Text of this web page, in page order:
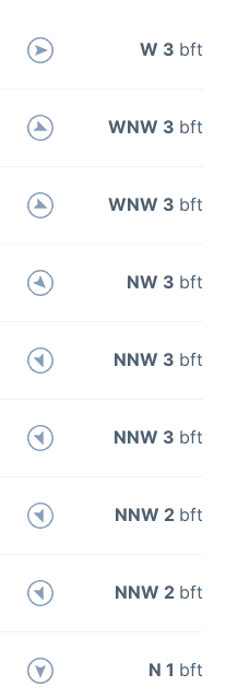
W 3 bft
WNW 3 bft
WNW 3 bft
NW 3 bft
NNW 3 bft
NNW 3 bft
NNW 2 bft
NNW 2 bft
N 1 bft